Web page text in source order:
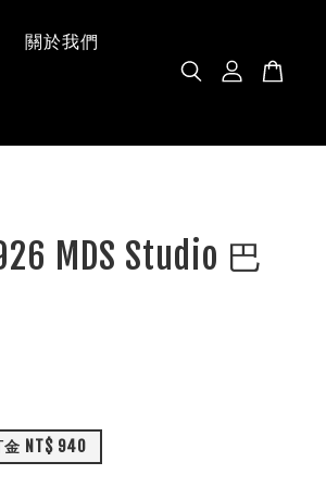
關於我們
MDS Studio 巴
NT$ 940